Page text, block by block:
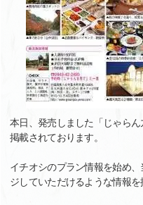
本日、発売しました「じゃら
掲載されております。
イチオシのプラン情報を始め
ジしていただけるような情報を